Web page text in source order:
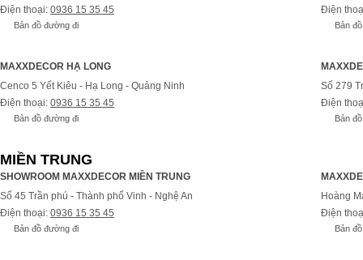
Điện thoại: 0936 15 35 45
Bản đồ đường đi
Điện
Bản
MAXXDECOR HẠ LONG
Cenco 5 Yết Kiêu - Hạ Long - Quảng Ninh
Điện thoại: 0936 15 35 45
Bản đồ đường đi
Số 279
Điện
Bản
MIỀN TRUNG
SHOWROOM MAXXDECOR MIỀN TRUNG
Số 45 Trần phú - Thành phố Vinh - Nghệ An
Điện thoại: 0936 15 35 45
Bản đồ đường đi
Hoàng
Điện
Bản